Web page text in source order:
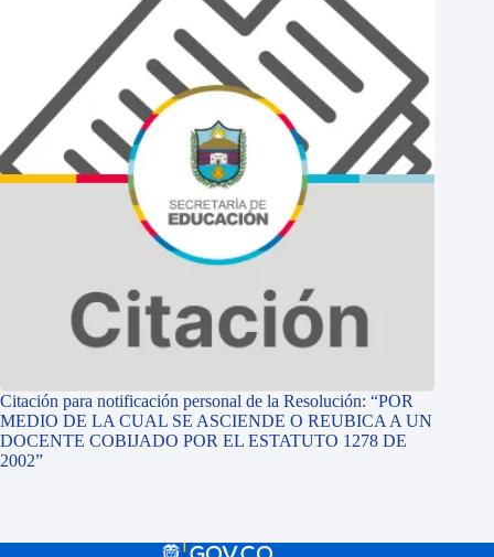
Citación para notificación personal de la Resolución: “POR
MEDIO DE LA CUAL SE ASCIENDE O REUBICA A UN
DOCENTE COBIJADO POR EL ESTATUTO 1278 DE
2002”